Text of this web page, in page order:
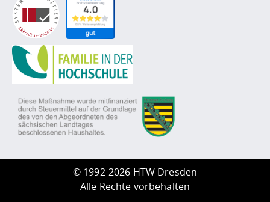
© 1992-2026 HTW Dresden
Alle Rechte vorbehalten